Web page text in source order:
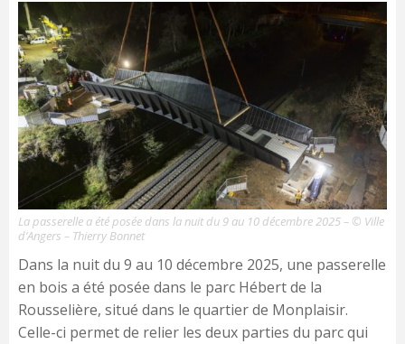
La passerelle a été posée dans la nuit du 9 au 10 décembre 2025 – © Ville
d’Angers – Thierry Bonnet
Dans la nuit du 9 au 10 décembre 2025, une passerelle
en bois a été posée dans le parc Hébert de la
Rousselière, situé dans le quartier de Monplaisir.
Celle-ci permet de relier les deux parties du parc qui